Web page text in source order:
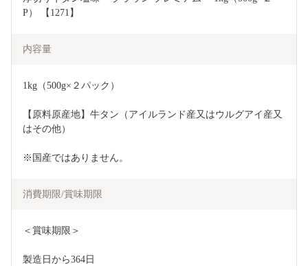
P） 【1271】
内容量
1kg（500g×２パック）
【原料原産地】牛タン（アイルランド産又はウルグアイ産又
はその他）
※国産ではありません。
消費期限/賞味期限
＜賞味期限＞
製造日から364日